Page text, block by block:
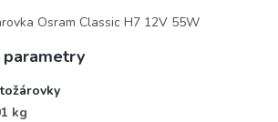
Osram Classic H7 12V 55W
kg